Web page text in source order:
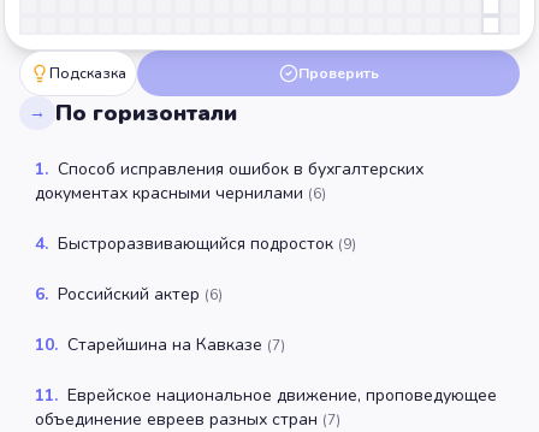
Подсказка Проверить
→ По горизонтали
1. Способ исправления ошибок в бухгалтерских
документах красными чернилами (6)
4. Быстроразвивающийся подросток (9)
6. Российский актер (6)
10. Старейшина на Кавказе (7)
11. Еврейское национальное движение, проповедующее
объединение евреев разных стран (7)